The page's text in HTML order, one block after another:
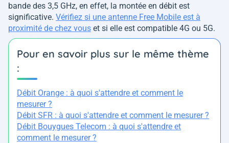
bande des 3,5 GHz, en effet, la montée en débit est
significative. Vérifiez si une antenne Free Mobile est à
proximité de chez vous et si elle est compatible 4G ou 5G.
Pour en savoir plus sur le même thème
:
Débit Orange : à quoi s'attendre et comment le
mesurer ?
Débit SFR : à quoi s'attendre et comment le mesurer ?
Débit Bouygues Telecom : à quoi s'attendre et
comment le mesurer ?